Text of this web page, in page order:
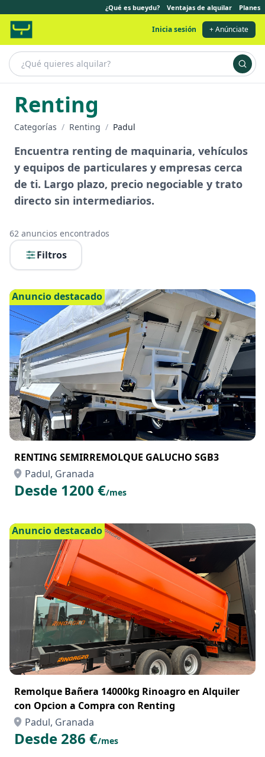
¿Qué es bueydu? Ventajas de alquilar Planes
Inicia sesión + Anúnciate
Renting
Categorías / Renting / Padul
Encuentra renting de maquinaria, vehículos
y equipos de particulares y empresas cerca
de ti. Largo plazo, precio negociable y trato
directo sin intermediarios.
62 anuncios encontrados
Filtros
Anuncio destacado
RENTING SEMIRREMOLQUE GALUCHO SGB3
Padul, Granada
Desde 1200 €/mes
Anuncio destacado
Remolque Bañera 14000kg Rinoagro en Alquiler
con Opcion a Compra con Renting
Padul, Granada
Desde 286 €/mes